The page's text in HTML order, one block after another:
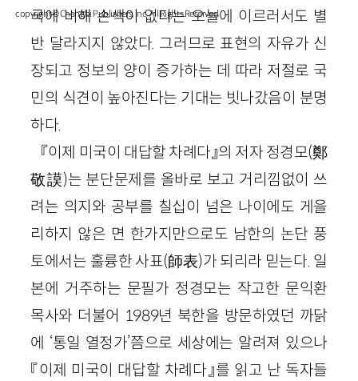
국에 비해 손색이 없다는 오늘에 이르러서도 별
반 달라지지 않았다. 그러므로 표현의 자유가 신
장되고 정보의 양이 증가하는 데 따라 저절로 국
민의 식견이 높아진다는 기대는 빗나갔음이 분명
하다.
『이제 미국이 대답할 차례다』의 저자 정경모(鄭
敬謨)는 분단문제를 올바로 보고 거리낌없이 쓰
려는 의지와 공부를 칠십이 넘은 나이에도 게을
리하지 않은 면 한가지만으로도 남한의 논단 풍
토에서는 훌륭한 사표(師表)가 되리라 믿는다. 일
본에 거주하는 문필가 정경모는 작고한 문익환
목사와 더불어 1989년 북한을 방문하였던 까닭
에 ‘통일 열정가’쯤으로 세상에는 알려져 있으나
『이제 미국이 대답할 차례다』를 읽고 난 독자들
copyright © Changbi Publishers, inc. All Rights Reserved.